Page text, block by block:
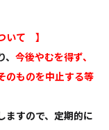
いて 】
今後やむを得ず、
のものを中止する等
ますので、定期的に